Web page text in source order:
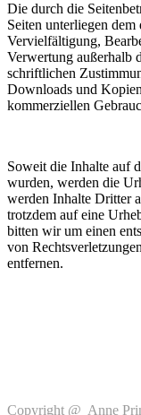
Die durch die
Seiten unterliegen
Vervielfältigung,
Verwertung außerhalb
schriftlichen
Downloads und
kommerziellen
Soweit die Inhalte auf
wurden, werden die
werden Inhalte Dritter
trotzdem auf eine
bitten wir um einen
von
entfernen.
Copyright @ Anne